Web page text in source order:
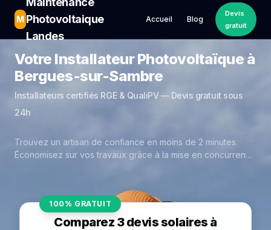
M Photovoltaique
Landes
Accueil Blog
Devis
gratuit
Votre Installateur Photovoltaïque à
Bergues-sur-Sambre
Installateurs certifiés RGE & QualiPV — Devis gratuit sous
24h
Trouvez un artisan de confiance en moins de 2 minutes.
Économisez sur vos travaux grâce à la mise en concurrence
100% GRATUIT
Comparez 3 devis solaires à